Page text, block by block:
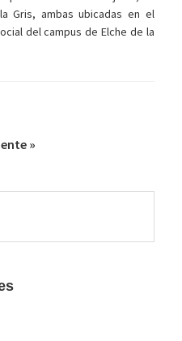
Gris, ambas ubicadas en el
del campus de Elche de la
»